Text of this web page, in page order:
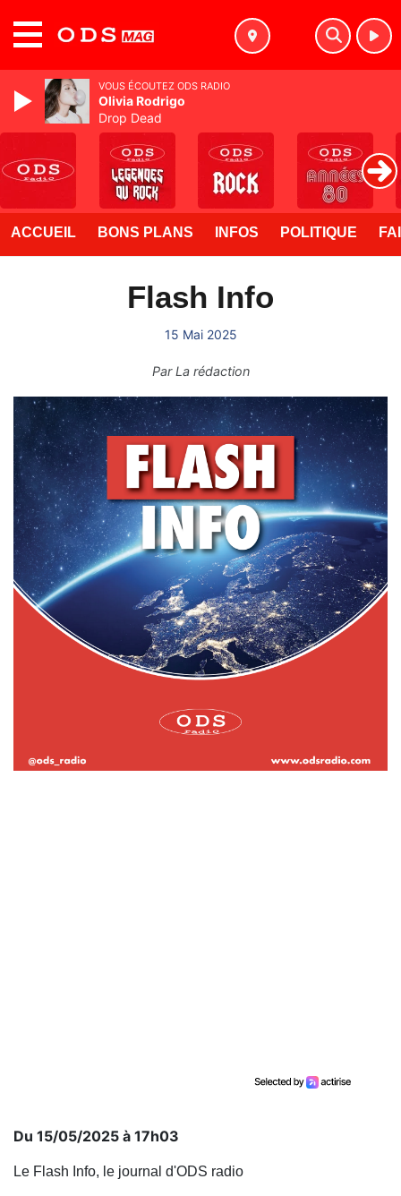
ACCUEIL BONS PLANS INFOS POLITIQUE
Flash Info
15 Mai 2025
ParLa rédaction
Du 15/05/2025 à 17h03
Le Flash Info, le journal d'ODS radio
VOUS ÉCOUTEZ ODS RADIO
Olivia Rodrigo
Drop Dead